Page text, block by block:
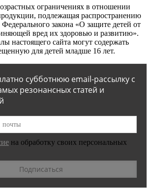
ограничениях в отношении
подлежащая распространению
закона «О защите детей от
вред их здоровью и развитию».
настоящего сайта могут содержать
для детей младше 16 лет.
субботнюю email-рассылку с
резонансных статей и
на обработку своих персональных